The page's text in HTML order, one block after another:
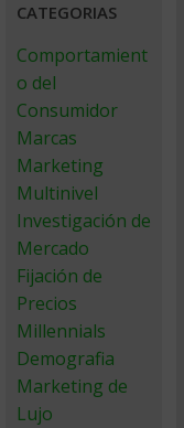
CATEGORIAS
Comportamient
o del
Consumidor
Marcas
Marketing
Multinivel
Investigación de
Mercado
Fijación de
Precios
Millennials
Demografia
Marketing de
Lujo